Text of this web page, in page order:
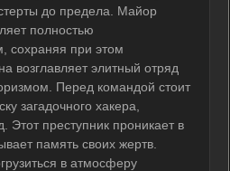
до предела. Майор
полностью
сохраняя при этом
возглавляет элитный отряд
Перед командой стоит
загадочного хакера,
Этот преступник проникает в
память своих жертв.
в атмосферу